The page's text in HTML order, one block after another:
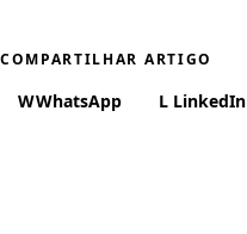
COMPARTILHAR ARTIGO
WWhatsApp L LinkedIn